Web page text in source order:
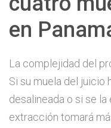
en
La complejidad del
Si su muela del juicio
desalineada o si se la
extracción tomará